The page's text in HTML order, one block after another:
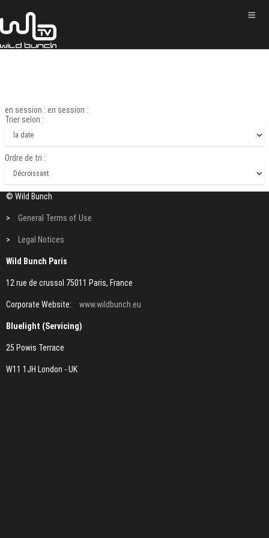
en session : en session :
Trier selon :
Ordre de tri :
© Wild Bunch
> General Terms of Use
> Legal Notices
Wild Bunch Paris
12 rue de crussol 75011 Paris, France
Corporate Website: www.wildbunch.eu
Bluelight (Servicing)
25 Powis Terrace
W11 1JH London - UK